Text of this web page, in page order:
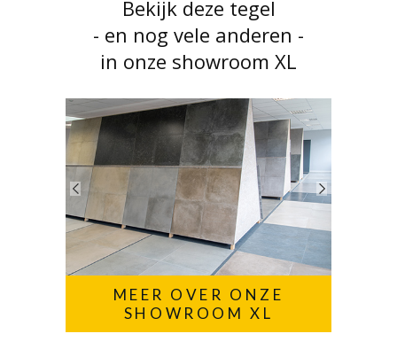
Bekijk deze tegel
- en nog vele anderen -
in onze showroom XL
MEER OVER ONZE
SHOWROOM XL